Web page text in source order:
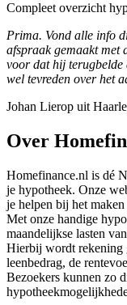
Compleet overzicht
Prima. Vond alle info
afspraak gemaakt met
voor dat hij terugbelde
wel tevreden over het
Johan Lierop uit
Over
Homefinance.nl is dé
je hypotheek. Onze
je helpen bij het
Met onze handige
maandelijkse lasten
Hierbij wordt rekening
leenbedrag, de
Bezoekers kunnen zo